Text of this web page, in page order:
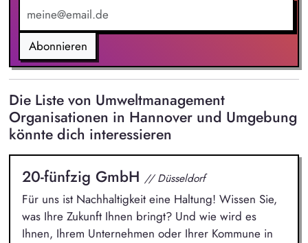
Auditorenteams
Abonnieren
Die Liste von Umweltmanagement
Organisationen in Hannover und Umgebung
könnte dich interessieren
20-fünfzig GmbH // Düsseldorf
Für uns ist Nachhaltigkeit eine Haltung! Wissen Sie,
was Ihre Zukunft Ihnen bringt? Und wie wird es
Ihnen, Ihrem Unternehmen oder Ihrer Kommune in